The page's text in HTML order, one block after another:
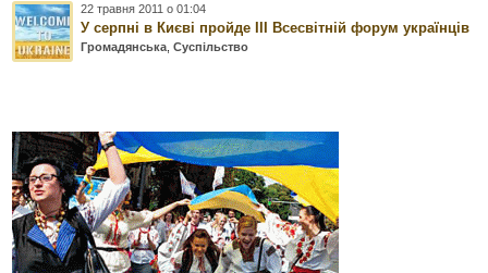
22 травня 2011 о 01:04
У серпні в Києві пройде ІІІ Всесвітній форум українців
Громадянська,Суспільство